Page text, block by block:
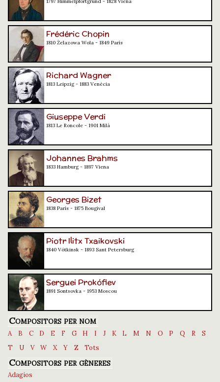
Frédéric Chopin
1810 Żelazowa Wola - 1849 París
Richard Wagner
1813 Leipzig - 1883 Venècia
Giuseppe Verdi
1813 Le Roncole - 1901 Milà
Johannes Brahms
1833 Hamburg - 1897 Viena
Georges Bizet
1838 París - 1875 Bougival
Piotr Ilitx Txaikovski
1840 Vótkinsk - 1893 Sant Petersburg
Serguei Prokófiev
1891 Sontsovka - 1953 Moscou
Compositors per nom
A B C D E F G H I J K L M N O P Q R
S
T
U V W X Y Z Tots
Compositors per gèneres
Adagios